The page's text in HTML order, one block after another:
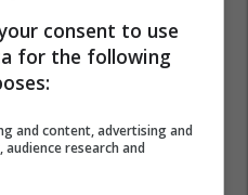
consent to use
for the following
and content, advertising and
research and